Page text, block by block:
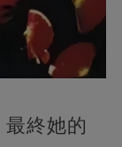
終她的